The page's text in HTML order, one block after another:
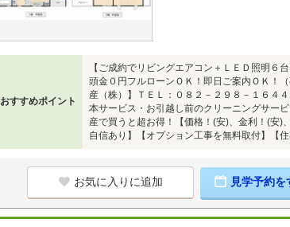
おすすめポイント
【ご成約でリビングエアコン＋ＬＥＤ照明
頭金０円フルローンＯＫ！即日ご案内ＯＫ！
産（株）】ＴＥＬ：０８２－２９８－１６
本サービス・お引越し前のクリーニングサー
産で買うと超お得！【価格！(安)、金利！(安)
自信あり】【オプション工事を無料取付】【
お気に入りに追加 見学予約を